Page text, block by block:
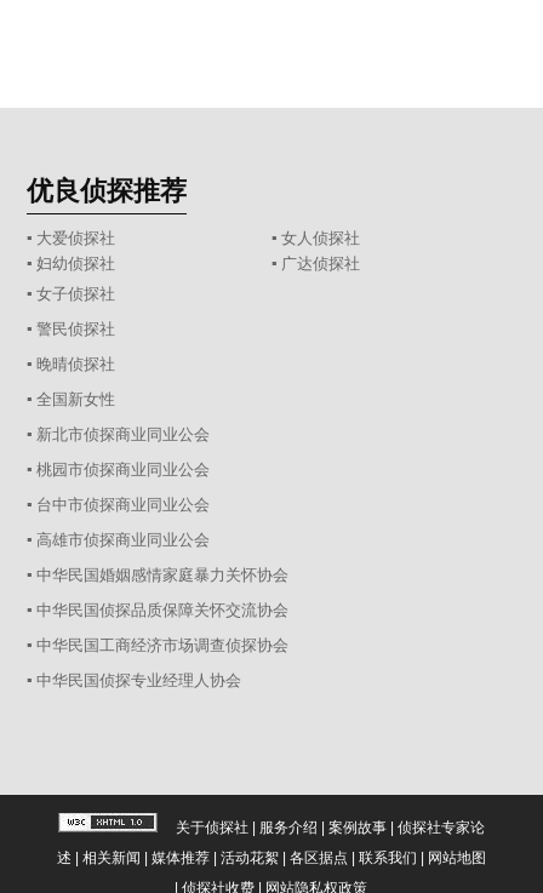
优良侦探推荐
▪ 大爱侦探社
▪ 女人侦探社
▪ 妇幼侦探社
▪ 广达侦探社
▪ 女子侦探社
▪ 警民侦探社
▪ 晚晴侦探社
▪ 全国新女性
▪ 新北市侦探商业同业公会
▪ 桃园市侦探商业同业公会
▪ 台中市侦探商业同业公会
▪ 高雄市侦探商业同业公会
▪ 中华民国婚姻感情家庭暴力关怀协会
▪ 中华民国侦探品质保障关怀交流协会
▪ 中华民国工商经济市场调查侦探协会
▪ 中华民国侦探专业经理人协会
关于侦探社 | 服务介绍 | 案例故事| 侦探社专家论
述 | 相关新闻 | 媒体推荐| 活动花絮| 各区据点 | 联系我们 | 网站地图
|侦探社收费 | 网站隐私权政策